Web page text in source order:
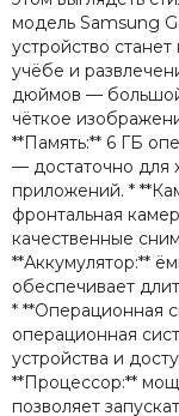
модель Samsung
устройство
учёбе и
дюймов —
чёткое
**Память:** 6 ГБ
— достаточно для
приложений. *
фронтальная
качественные
**Аккумулятор:**
обеспечивает
* **Операционная
операционная
устройства и
**Процессор:**
позволяет